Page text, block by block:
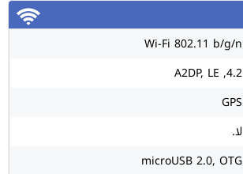
Wi-Fi 802.11 b/g/n
4.2, A2DP, LE
GPS
لا.
microUSB 2.0, OTG